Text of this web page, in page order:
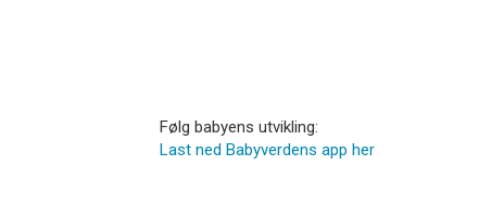
Følg babyens utvikling:
Last ned Babyverdens app her